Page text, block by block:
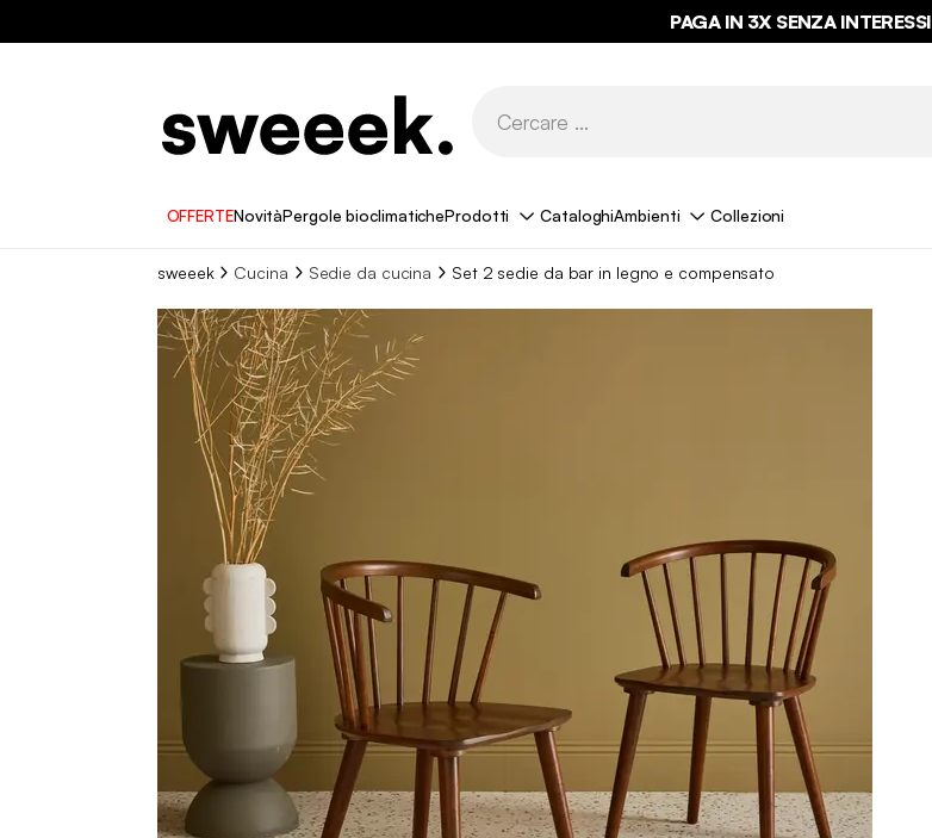
PAGA IN 3X SENZA INTERESSI
OFFERTENovitàPergole bioclimaticheProdotti CataloghiAmbienti Collezioni
sweeek Cucina Sedie da cucina Set 2 sedie da bar in legno e compensato